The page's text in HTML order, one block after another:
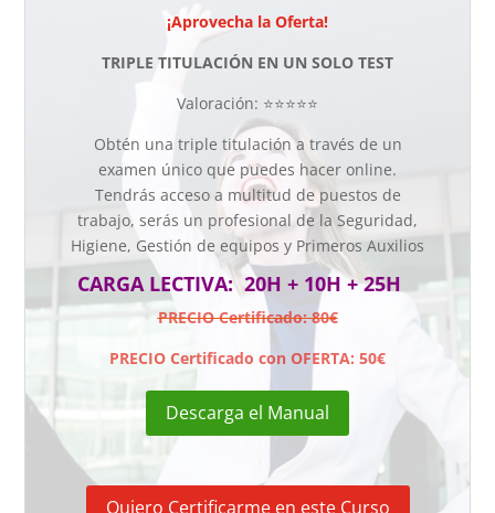
¡Aprovecha la Oferta!
TRIPLE TITULACIÓN EN UN SOLO TEST
Valoración: ⭐⭐⭐⭐⭐
Obtén una triple titulación a través de un
examen único que puedes hacer online.
Tendrás acceso a multitud de puestos de
trabajo, serás un profesional de la Seguridad,
Higiene, Gestión de equipos y Primeros Auxilios
CARGA LECTIVA: 20H + 10H + 25H
PRECIO Certificado: 80€
PRECIO Certificado con OFERTA: 50€
Descarga el Manual
Quiero Certificarme en este Curso